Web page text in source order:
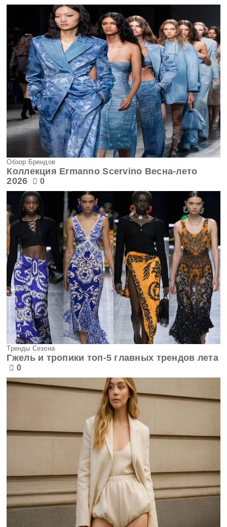
Обзор Брендов
Коллекция Ermanno Scervino Весна-лето
2026
0
Тренды Сезона
Гжель и тропики топ-5 главных трендов лета
0